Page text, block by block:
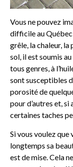
Vous ne pouvez
difficile au Québec
grêle, la chaleur,
sol, il est soumis
tous genres, à
sont susceptibles
porosité de
pour d’autres et, si
certaines taches
Si vous voulez
longtemps sa
est de mise. Cela